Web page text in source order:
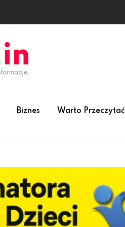
Biznes Warto Przeczytać